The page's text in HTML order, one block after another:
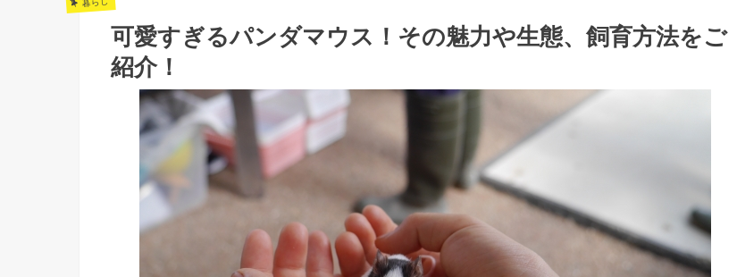
可愛すぎるパンダマウス！その魅力や生態、飼育方法をご
紹介！